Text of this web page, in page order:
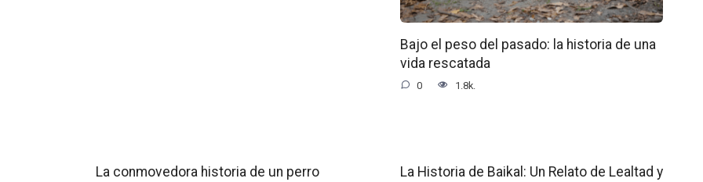
Bajo el peso del pasado: la historia de una
vida rescatada
0 1.8k.
La conmovedora historia de un perro
La Historia de Baikal: Un Relato de Lealtad y